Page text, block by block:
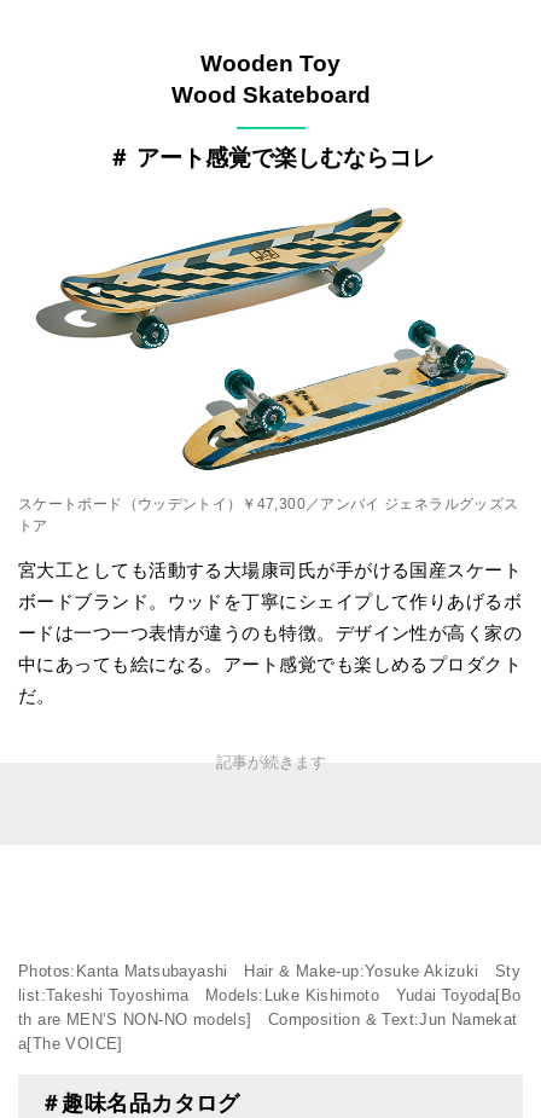
Wooden Toy
Wood Skateboard
———
＃ アート感覚で楽しむならコレ
スケートボード（ウッデントイ）￥47,300／アンバイ ジェネラルグッズス
トア
宮大工としても活動する大場康司氏が手がける国産スケート
ボードブランド。ウッドを丁寧にシェイプして作りあげるボ
ードは一つ一つ表情が違うのも特徴。デザイン性が高く家の
中にあっても絵になる。アート感覚でも楽しめるプロダクト
だ。
Photos:Kanta Matsubayashi Hair & Make-up:Yosuke Akizuki Sty
list:Takeshi Toyoshima Models:Luke Kishimoto Yudai Toyoda[Bo
th are MEN’S NON-NO models] Composition & Text:Jun Namekat
a[The VOICE]
＃趣味名品カタログ